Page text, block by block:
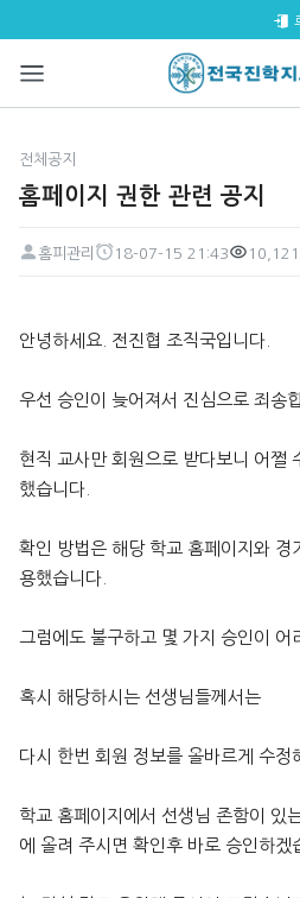
홈페이지 권한 관
전체공지
홈페이지 권한 관련 공지
페이지 정보
홈피관리
18-07-15 21:43
10,121
안녕하세요. 전진협 조직국입니다.
우선 승인이 늦어져서 진심으로 죄송
현직 교사만 회원으로 받다보니 어쩔
했습니다.
확인 방법은 해당 학교 홈페이지와 경
용했습니다.
그럼에도 불구하고 몇 가지 승인이 어
혹시 해당하시는 선생님들께서는
다시 한번 회원 정보를 올바르게 수정
학교 홈페이지에서 선생님 존함이 있
에 올려 주시면 확인후 바로 승인하겠